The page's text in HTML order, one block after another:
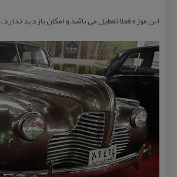
این موزه فعلا تعطیل می باشد و امكان بازدید ندارد .